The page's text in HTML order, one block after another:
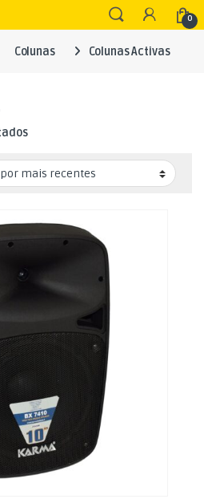
0
Colunas Colunas Activas
Ordenado por mais recentes